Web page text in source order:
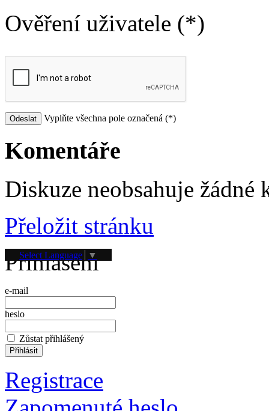
Ověření uživatele (*)
Vyplňte všechna pole označená (*)
Komentáře
Diskuze neobsahuje žádné
Přeložit stránku
Select Language ▼
Přihlášení
e-mail
heslo
Zůstat přihlášený
Registrace